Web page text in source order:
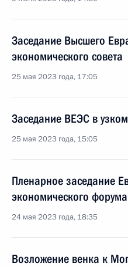
Заседание Высшего
экономического совета
25 мая 2023 года, 17:05
Заседание ВЕЭС в
25 мая 2023 года, 15:05
Пленарное заседание
экономического форума
24 мая 2023 года, 18:35
Возложение венка к